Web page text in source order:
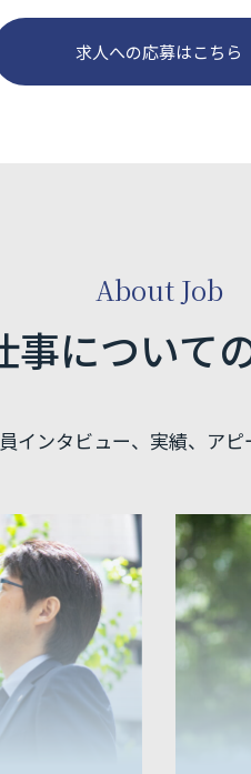
求人への応募はこちら
About Job
事について
インタビュー、実績、アピ